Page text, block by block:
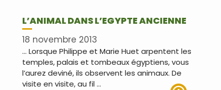
L’ANIMAL DANS L’EGYPTE ANCIENNE
18 novembre 2013
… Lorsque Philippe et Marie Huet arpentent les
temples, palais et tombeaux égyptiens, vous
l’aurez deviné, ils observent les animaux. De
visite en visite, au fil …